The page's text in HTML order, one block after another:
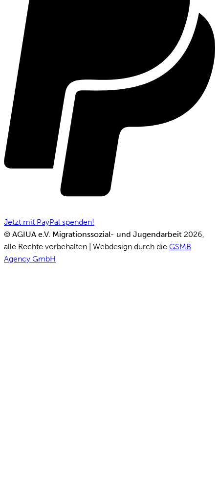
Jetzt mit PayPal spenden!
© AGIUA e.V. Migrationssozial- und Jugendarbeit 2026,
alle Rechte vorbehalten | Webdesign durch die GSMB
Agency GmbH